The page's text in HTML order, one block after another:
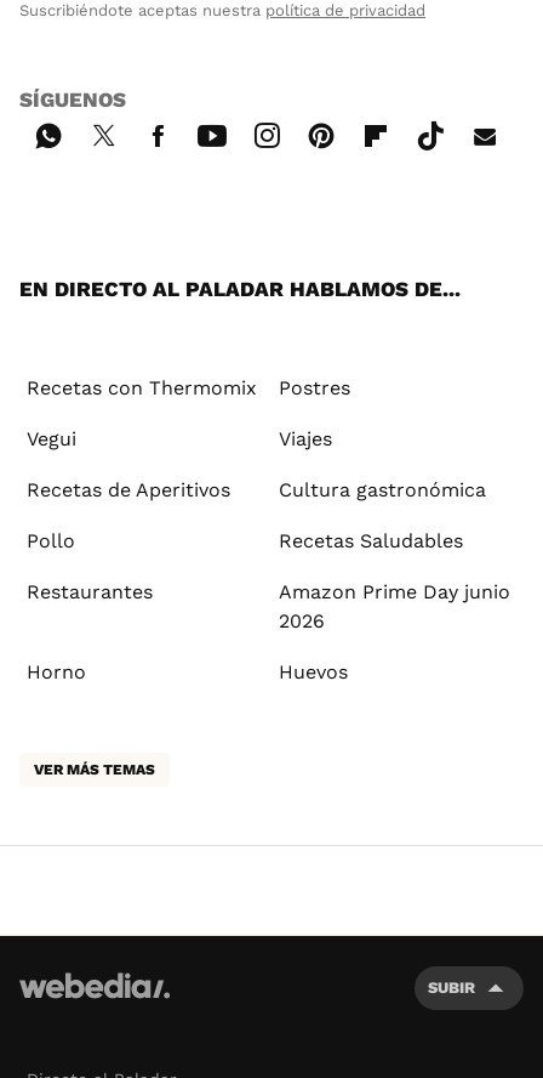
Suscribiéndote aceptas nuestra política de privacidad
SÍGUENOS
EN DIRECTO AL PALADAR HABLAMOS DE...
Recetas con Thermomix Postres
Vegui Viajes
Recetas de Aperitivos Cultura gastronómica
Pollo Recetas Saludables
Restaurantes
Amazon Prime Day junio
2026
Horno Huevos
VER MÁS TEMAS
SUBIR